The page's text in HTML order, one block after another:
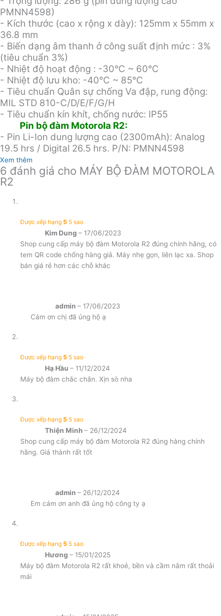
PMNN4598)
- Kích thước (cao x rộng x dày): 125mm x 55mm x
36.8 mm
- Biến dạng âm thanh ở công suất định mức : 3%
(tiêu chuẩn 3%)
- Nhiệt độ hoạt động : -30°C ~ 60°C
- Nhiệt độ lưu kho: -40°C ~ 85°C
- Tiêu chuẩn Quân sự chống Va đập, rung động:
MIL STD 810-C/D/E/F/G/H
- Tiêu chuẩn kín khít, chống nước: IP55
Pin bộ đàm Motorola R2:
- Pin Li-Ion dung lượng cao (2300mAh): Analog
19.5 hrs / Digital 26.5 hrs. P/N: PMNN4598
Xem thêm
6 đánh giá cho MÁY BỘ ĐÀM MOTOROLA
R2
Được xếp hạng5 5 sao
Kim Dung– 17/06/2023
Shop cung cấp máy bộ đàm Motorola R2 đúng chính hãng, có
tem QR code chống hàng giả. Máy nhẹ gọn, liên lạc xa. Shop
bán giá rẻ hơn các chỗ khác
admin – 17/06/2023
Cám ơn chị đã ủng hộ ạ
Được xếp hạng5 5 sao
Hạ Hầu– 11/12/2024
Máy bộ đàm chắc chắn. Xịn sò nha
Được xếp hạng5 5 sao
Thiện Minh– 26/12/2024
Shop cung cấp máy bộ đàm Motorola R2 đúng hàng chính
hãng. Giá thành rất tốt
admin – 26/12/2024
Em cám ơn anh đã ủng hộ công ty ạ
Được xếp hạng5 5 sao
Hương– 15/01/2025
Máy bộ đàm Motorola R2 rất khoẻ, bền và cầm nắm rất thoải
mái